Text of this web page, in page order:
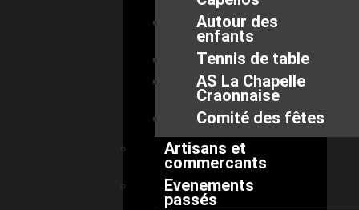
Autour des
enfants
Tennis de table
AS La Chapelle
Craonnaise
Comité des fêtes
Artisans et
commercants
Evenements
passés